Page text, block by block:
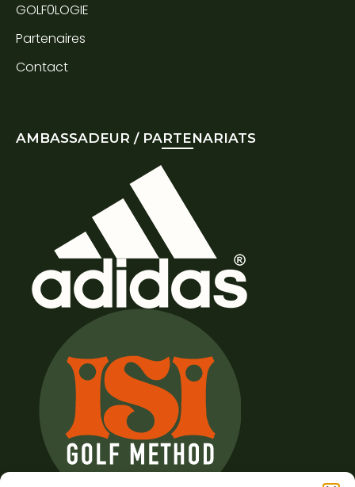
GOLF0LOGIE
Partenaires
Contact
AMBASSADEUR / PARTENARIATS